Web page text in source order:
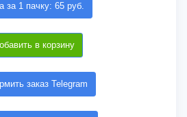
за 1 пачку: 65 руб.
в корзину
заказ Telegram